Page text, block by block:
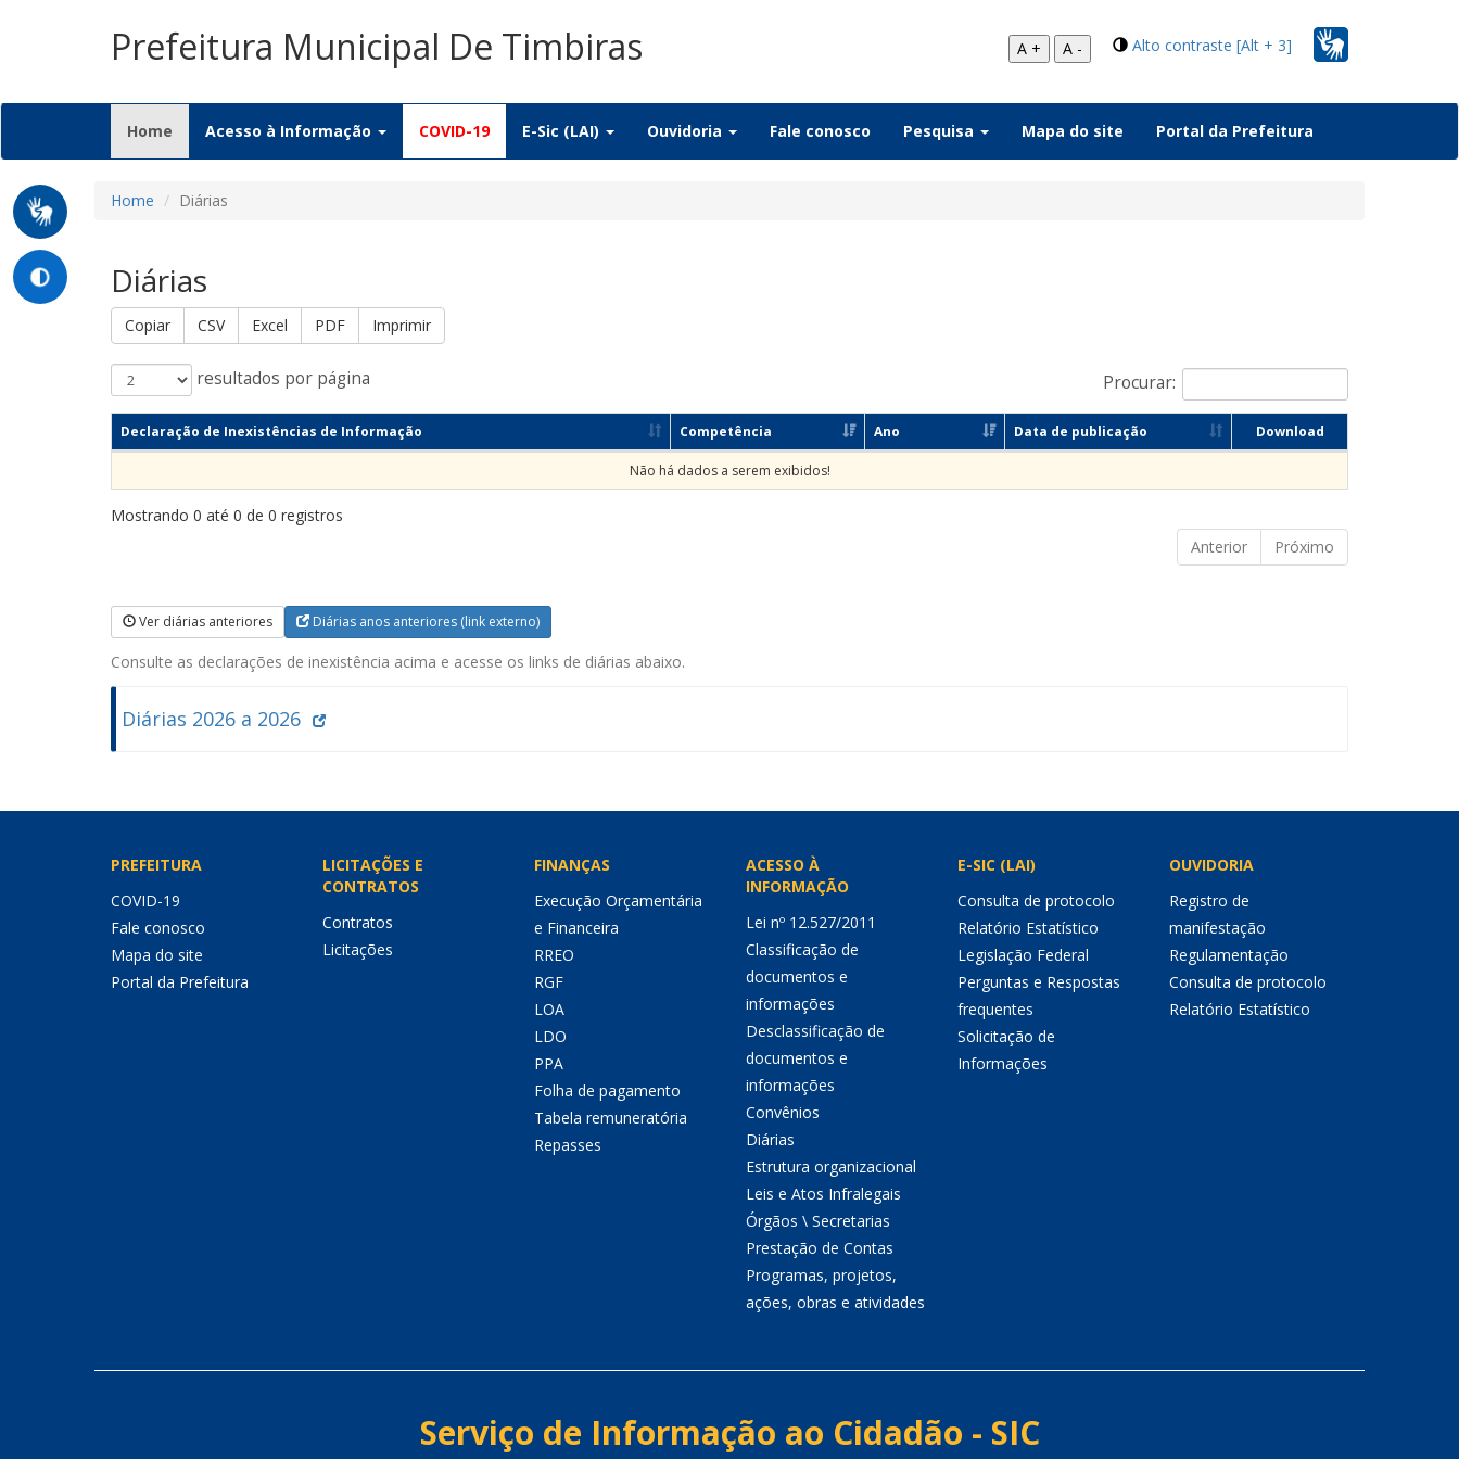
Prefeitura Municipal De Timbiras Alto contraste [Alt + 3]
A + A -
Home (current)
Acesso à Informação COVID-19 E-Sic (LAI) Ouvidoria Fale conosco Pesquisa Mapa do site Portal da Prefeitura
Home Diárias
Diárias
Copiar CSV Excel PDF Imprimir
resultados por página Procurar:
Declaração de Inexistências de Informação Competência Ano Data de publicação Download
Não há dados a serem exibidos!
Mostrando 0 até 0 de 0 registros
Anterior
Próximo
Ver diárias anteriores Diárias anos anteriores (link externo)
Consulte as declarações de inexistência acima e acesse os links de diárias abaixo.
Diárias 2026 a 2026
PREFEITURA
COVID-19
Fale conosco
Mapa do site
Portal da Prefeitura
LICITAÇÕES E
CONTRATOS
Contratos
Licitações
FINANÇAS
Execução Orçamentária
e Financeira
RREO
RGF
LOA
LDO
PPA
Folha de pagamento
Tabela remuneratória
Repasses
ACESSO À
INFORMAÇÃO
Lei nº 12.527/2011
Classificação de
documentos e
informações
Desclassificação de
documentos e
informações
Convênios
Diárias
Estrutura organizacional
Leis e Atos Infralegais
Órgãos \ Secretarias
Prestação de Contas
Programas, projetos,
ações, obras e atividades
E-SIC (LAI)
Consulta de protocolo
Relatório Estatístico
Legislação Federal
Perguntas e Respostas
frequentes
Solicitação de
Informações
OUVIDORIA
Registro de
manifestação
Regulamentação
Consulta de protocolo
Relatório Estatístico
Serviço de Informação ao Cidadão - SIC